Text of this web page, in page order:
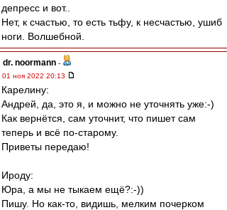
депресс и вот..
Нет, к счастью, то есть тьфу, к несчастью, ушиб
ноги. Волшебной.
dr. noormann -
01 ноя 2022 20:13
Карелину:
Андрей, да, это я, и можно не уточнять уже:-)
Как вернётся, сам уточнит, что пишет сам
теперь и всё по-старому.
Приветы передаю!
Ироду:
Юра, а мы не тыкаем ещё?:-))
Пишу. Но как-то, видишь, мелким почерком